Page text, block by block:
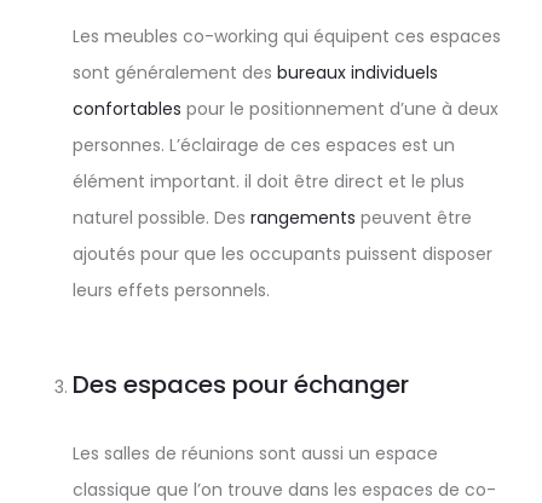
Les meubles co-working qui équipent ces espaces
sont généralement des bureaux individuels
confortables pour le positionnement d’une à deux
personnes. L’éclairage de ces espaces est un
élément important. il doit être direct et le plus
naturel possible. Des rangements peuvent être
ajoutés pour que les occupants puissent disposer
leurs effets personnels.
Des espaces pour échanger
Les salles de réunions sont aussi un espace
classique que l’on trouve dans les espaces de co-